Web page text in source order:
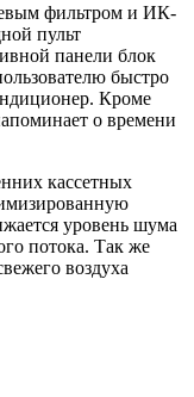
фильтром и ИК-
пульт
панели блок
быстро
Кроме
о времени
кассетных
уровень шума
потока. Так же
воздуха